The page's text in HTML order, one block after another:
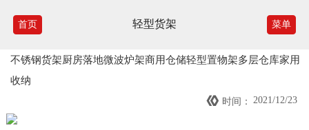
首页 轻型货架 菜单
不锈钢货架厨房落地微波炉架商用仓储轻型置物架多层仓库家用
收纳
 时间： 2021/12/23